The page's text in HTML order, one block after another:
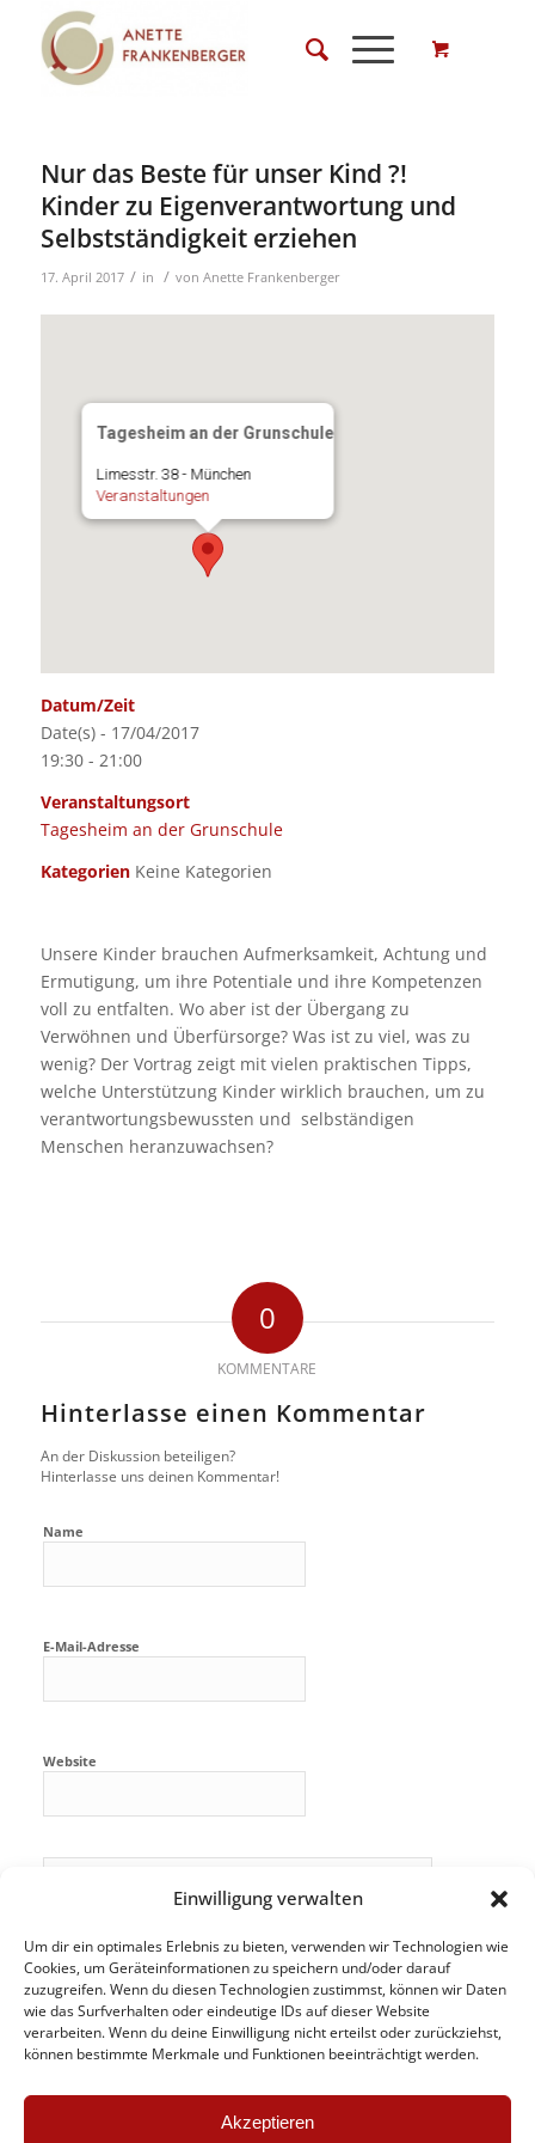
Einwilligung verwalten
Um dir ein optimales Erlebnis zu bieten, verwenden wir Technologien wie
Cookies, um Geräteinformationen zu speichern und/oder darauf
zuzugreifen. Wenn du diesen Technologien zustimmst, können wir Daten
wie das Surfverhalten oder eindeutige IDs auf dieser Website
verarbeiten. Wenn du deine Einwilligung nicht erteilst oder zurückziehst,
können bestimmte Merkmale und Funktionen beeinträchtigt werden.
Akzeptieren
Nur das Beste für unser Kind ?!
Kinder zu Eigenverantwortung und
Selbstständigkeit erziehen
17. April 2017 / in / von Anette Frankenberger
Tagesheim an der Grunschule
Limesstr. 38 - München
Veranstaltungen
Datum/Zeit
Date(s) - 17/04/2017
19:30 - 21:00
Veranstaltungsort
Tagesheim an der Grunschule
KategorienKeine Kategorien
Unsere Kinder brauchen Aufmerksamkeit, Achtung und
Ermutigung, um ihre Potentiale und ihre Kompetenzen
voll zu entfalten. Wo aber ist der Übergang zu
Verwöhnen und Überfürsorge? Was ist zu viel, was zu
wenig? Der Vortrag zeigt mit vielen praktischen Tipps,
welche Unterstützung Kinder wirklich brauchen, um zu
verantwortungsbewussten und selbständigen
Menschen heranzuwachsen?
0
KOMMENTARE
Hinterlasse einen Kommentar
An der Diskussion beteiligen?
Hinterlasse uns deinen Kommentar!
Name
E-Mail-Adresse
Website